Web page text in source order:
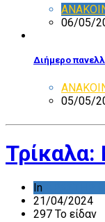
06/05/
Διήμερο
05/05/
Τρίκαλα:
In
21/04/2024
297 Το είδαν